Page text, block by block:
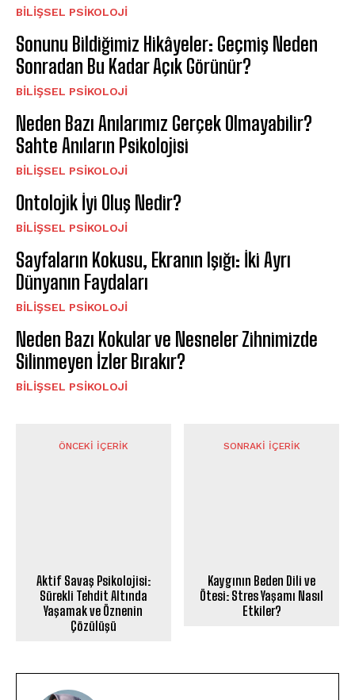
BILIŞSEL PSIKOLOJI
Sonunu Bildiğimiz Hikâyeler: Geçmiş Neden
Sonradan Bu Kadar Açık Görünür?
BILIŞSEL PSIKOLOJI
Neden Bazı Anılarımız Gerçek Olmayabilir?
Sahte Anıların Psikolojisi
BILIŞSEL PSIKOLOJI
Ontolojik İyi Oluş Nedir?
BILIŞSEL PSIKOLOJI
Sayfaların Kokusu, Ekranın Işığı: İki Ayrı
Dünyanın Faydaları
BILIŞSEL PSIKOLOJI
Neden Bazı Kokular ve Nesneler Zihnimizde
Silinmeyen İzler Bırakır?
BILIŞSEL PSIKOLOJI
ÖNCEKI İÇERIK
Aktif Savaş Psikolojisi:
Sürekli Tehdit Altında
Yaşamak ve Öznenin
Çözülüşü
SONRAKI İÇERIK
Kaygının Beden Dili ve
Ötesi: Stres Yaşamı Nasıl
Etkiler?